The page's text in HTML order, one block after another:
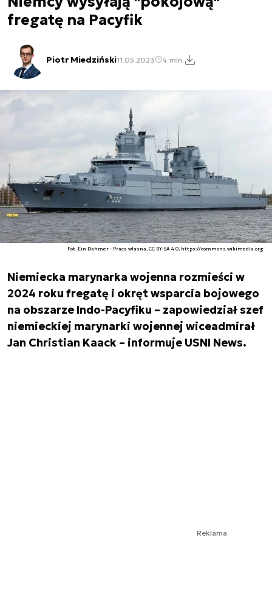
fregatę na Pacyfik
Piotr Miedziński11.05.2023 4 min.
Fot. Ein Dahmer - Praca własna, CC BY-SA 4.0, https://commons.wikimedia.org
Niemiecka marynarka wojenna rozmieści w
2024 roku fregatę i okręt wsparcia bojowego
na obszarze Indo-Pacyfiku – zapowiedział szef
niemieckiej marynarki wojennej wiceadmirał
Jan Christian Kaack – informuje USNI News.
Reklama